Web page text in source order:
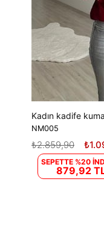
Kadın kadife
NM005
₺2.859,90
SEPETTE %20
879,92